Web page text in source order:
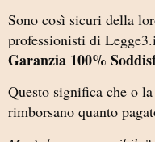
Sono così sicuri della
professionisti di
Garanzia 100%
Questo significa che o
rimborsano quanto